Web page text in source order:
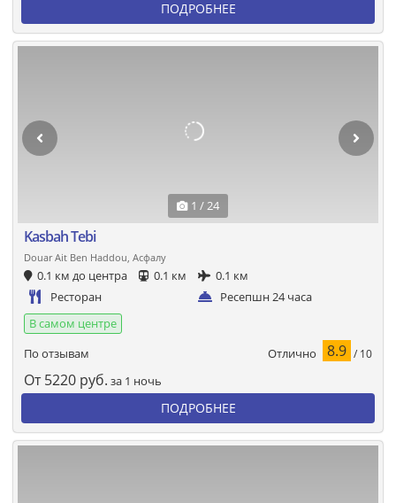
ПОДРОБНЕЕ
1 / 24
Kasbah Tebi
Douar Ait Ben Haddou, Асфалу
0.1 км до центра 0.1 км
0.1 км
Ресторан
Ресепшн 24 часа
В самом центре
По отзывам
Отлично 8.9 / 10
От 5220 руб. за 1 ночь
ПОДРОБНЕЕ